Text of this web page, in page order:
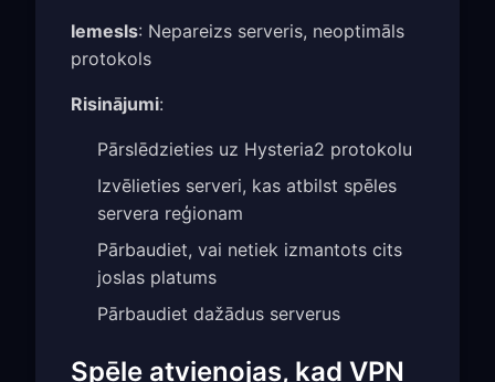
Iemesls: Nepareizs serveris, neoptimāls
protokols
Risinājumi:
Pārslēdzieties uz Hysteria2 protokolu
Izvēlieties serveri, kas atbilst spēles
servera reģionam
Pārbaudiet, vai netiek izmantots cits
joslas platums
Pārbaudiet dažādus serverus
Spēle atvienojas, kad VPN